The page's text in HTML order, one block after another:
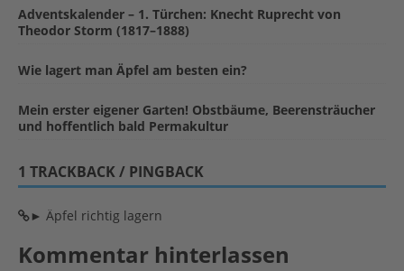
Adventskalender – 1. Türchen: Knecht Ruprecht von
Theodor Storm (1817–1888)
Wie lagert man Äpfel am besten ein?
Mein erster eigener Garten! Obstbäume, Beerensträucher
und hoffentlich bald Permakultur
1 TRACKBACK / PINGBACK
► Äpfel richtig lagern
Kommentar hinterlassen